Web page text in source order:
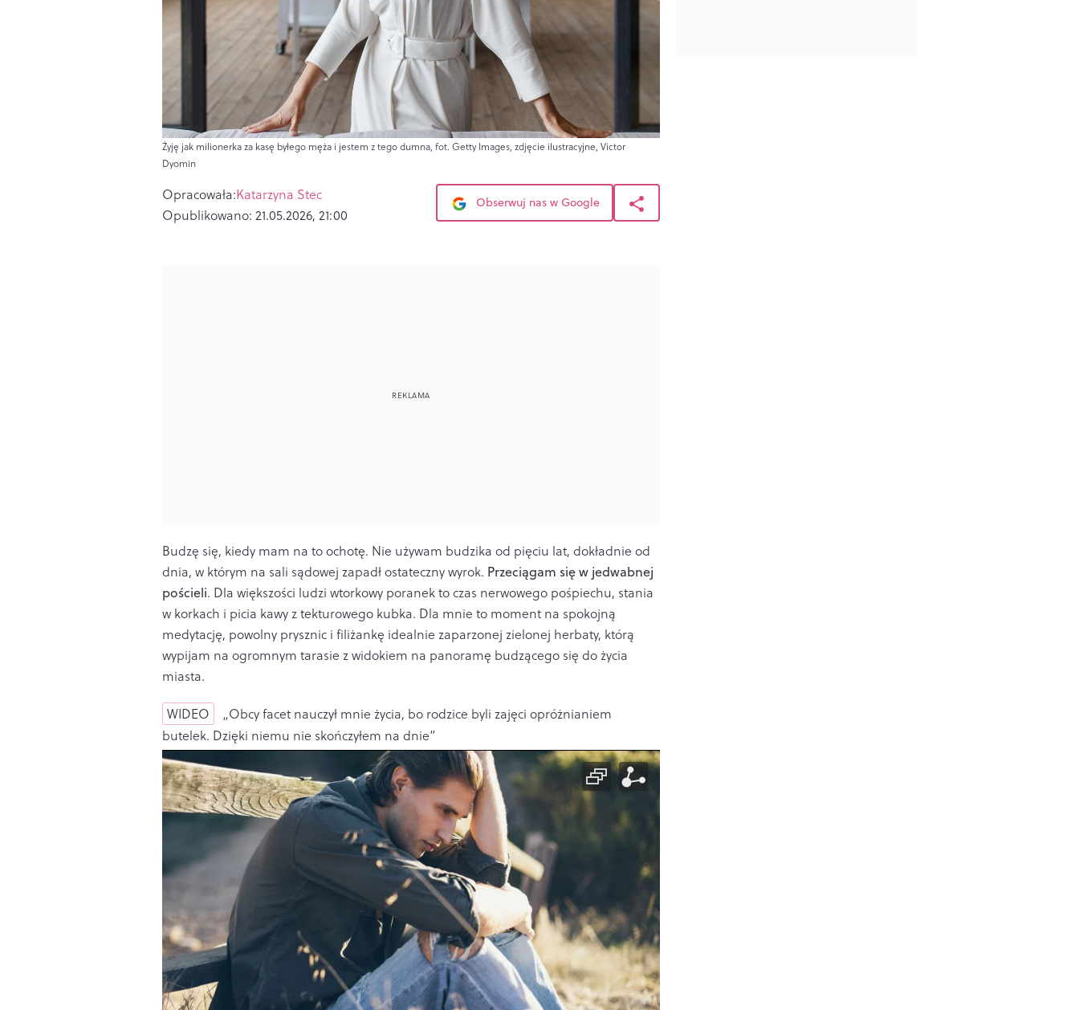
Żyję jak milionerka za kasę byłego męża i jestem z tego dumna, fot. Getty Images, zdjęcie ilustracyjne, Victor
Dyomin
Opracowała:Katarzyna Stec
Opublikowano: 21.05.2026, 21:00
Obserwuj nas w Google
Budzę się, kiedy mam na to ochotę. Nie używam budzika od pięciu lat, dokładnie od
dnia, w którym na sali sądowej zapadł ostateczny wyrok. Przeciągam się w jedwabnej
pościeli. Dla większości ludzi wtorkowy poranek to czas nerwowego pośpiechu, stania
w korkach i picia kawy z tekturowego kubka. Dla mnie to moment na spokojną
medytację, powolny prysznic i filiżankę idealnie zaparzonej zielonej herbaty, którą
wypijam na ogromnym tarasie z widokiem na panoramę budzącego się do życia
miasta.
WIDEO
„Obcy facet nauczył mnie życia, bo rodzice byli zajęci opróżnianiem
butelek. Dzięki niemu nie skończyłem na dnie”